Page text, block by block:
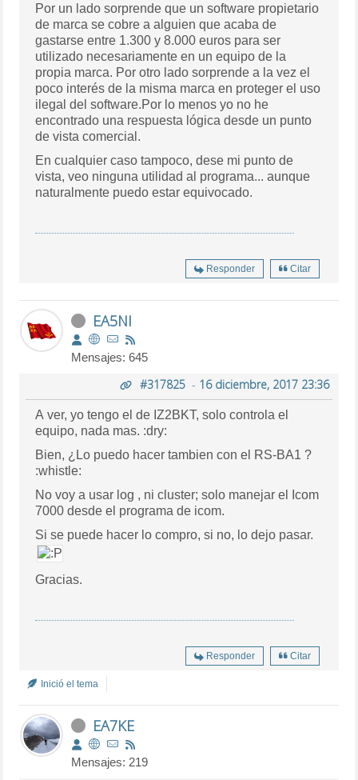
Por un lado sorprende que un software propietario
de marca se cobre a alguien que acaba de
gastarse entre 1.300 y 8.000 euros para ser
utilizado necesariamente en un equipo de la
propia marca. Por otro lado sorprende a la vez el
poco interés de la misma marca en proteger el uso
ilegal del software.Por lo menos yo no he
encontrado una respuesta lógica desde un punto
de vista comercial.
En cualquier caso tampoco, dese mi punto de
vista, veo ninguna utilidad al programa... aunque
naturalmente puedo estar equivocado.
Responder Citar
EA5NI
Mensajes: 645
#317825- 16 diciembre, 2017 23:36
A ver, yo tengo el de IZ2BKT, solo controla el
equipo, nada mas. :dry:
Bien, ¿Lo puedo hacer tambien con el RS-BA1 ?
:whistle:
No voy a usar log , ni cluster; solo manejar el Icom
7000 desde el programa de icom.
Si se puede hacer lo compro, si no, lo dejo pasar.
Gracias.
Responder Citar
Inició el tema
EA7KE
Mensajes: 219